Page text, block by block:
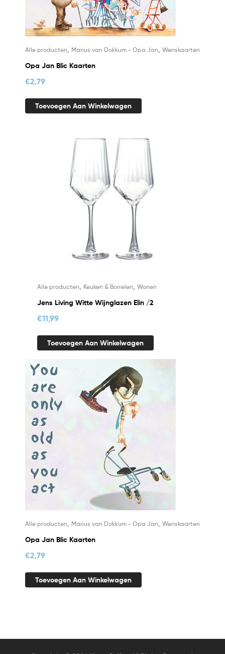
Alle producten Marius van Dokkum - Opa Jan Wenskaarten
Opa Jan Blic Kaarten
€2,79
Toevoegen Aan Winkelwagen
Alle producten Keuken & Borrelen Wonen
Jens Living Witte Wijnglazen Elin /2
€11,99
Toevoegen Aan Winkelwagen
Alle producten, Marius van Dokkum - Opa Jan, Wenskaarten
Opa Jan Blic Kaarten
€2,79
Toevoegen Aan Winkelwagen